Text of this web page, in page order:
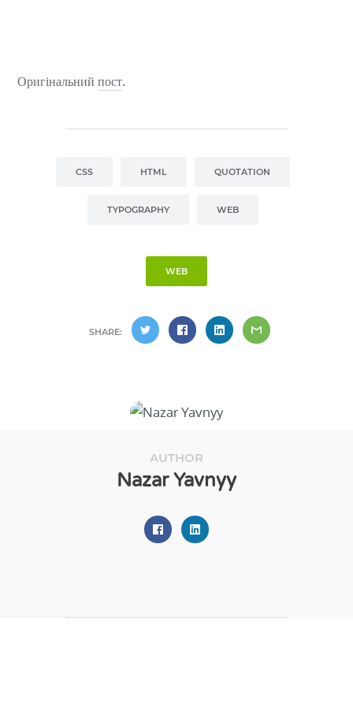
Оригінальнийпост.
CSS HTML QUOTATION
TYPOGRAPHY WEB
WEB
SHARE:
AUTHOR
Nazar Yavnyy